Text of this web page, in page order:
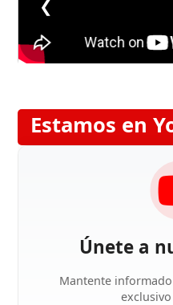
❮
Estamos en
Únete a
Mantente